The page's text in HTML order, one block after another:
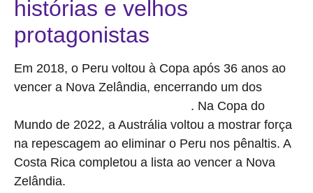
histórias e velhos
protagonistas
Em 2018, o Peru voltou à Copa após 36 anos ao
vencer a Nova Zelândia, encerrando um dos
. Na Copa do
Mundo de 2022, a Austrália voltou a mostrar força
na repescagem ao eliminar o Peru nos pênaltis. A
Costa Rica completou a lista ao vencer a Nova
Zelândia.